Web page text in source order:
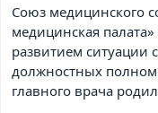
Союз медицинского
медицинская
развитием
должностных
главного врача